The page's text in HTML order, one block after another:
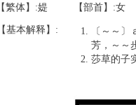
【繁体】:媞 【部首】:女
【基本解释】:
〔～～
芳，～～
莎草的子